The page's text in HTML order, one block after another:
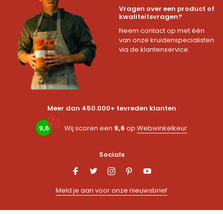
Vragen over een product of
kwaliteitsvragen?
Neem contact op met één
van onze kruidenspecialisten
via de klantenservice.
Meer dan 450.000+ tevreden klanten
9,6 Wij scoren een 9,6 op Webwinkelkeur
Socials
Meld je aan voor onze nieuwsbrief